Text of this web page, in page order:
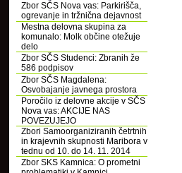
Zbor SČS Nova vas: Parkirišča,
ogrevanje in tržnična dejavnost
Mestna delovna skupina za
komunalo: Molk občine otežuje
delo
Zbor SČS Studenci: Zbranih že
586 podpisov
Zbor SČS Magdalena:
Osvobajanje javnega prostora
Poročilo iz delovne akcije v SČS
Nova vas: AKCIJE NAS
POVEZUJEJO
Zbori Samoorganiziranih četrtnih
in krajevnih skupnosti Maribora v
tednu od 10. do 14. 11. 2014
Zbor SKS Kamnica: O prometni